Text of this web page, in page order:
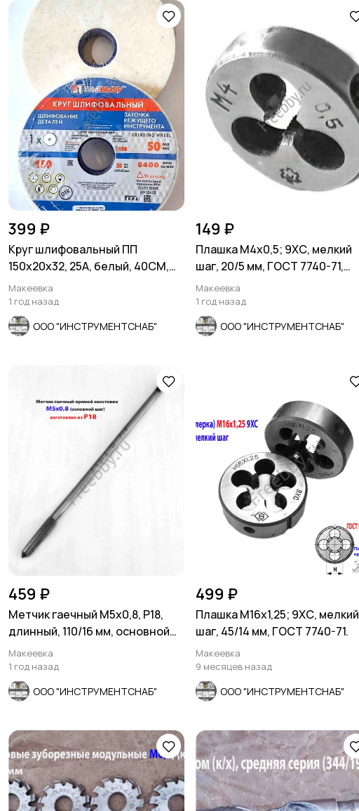
399 ₽
Круг шлифовальный ПП
150х20х32, 25А, белый, 40СМ,
Луга, Россия.
Макеевка
1 год назад
ООО "ИНСТРУМЕНТСНАБ"
149 ₽
Плашка М4х0,5; 9ХС, мелкий
шаг, 20/5 мм, ГОСТ 7740-71,
СССР.
Макеевка
1 год назад
ООО "ИНСТРУМЕНТСНАБ"
459 ₽
Метчик гаечный М5х0,8, Р18,
длинный, 110/16 мм, основной
шаг, СССР.
Макеевка
1 год назад
ООО "ИНСТРУМЕНТСНАБ"
499 ₽
Плашка М16х1,25; 9ХС, мелкий
шаг, 45/14 мм, ГОСТ 7740-71.
Макеевка
9 месяцев назад
ООО "ИНСТРУМЕНТСНАБ"